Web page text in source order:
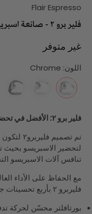
Flair Espresso
فلير برو ٢ - صانعة اسبريسو يدوية
غير متوفر
اللون: Chrome
فلير برو ٢: الأفضل في تحضير الاسبريسو اليدوي
تم
لتحضير الاسبريسو بحيث
تنافس آلات الاسبريسو
مع الحفاظ على الأداء
فليربرو ٢ بأربع تحسينات جديدة:
بورتافلتر محسّن لحركة